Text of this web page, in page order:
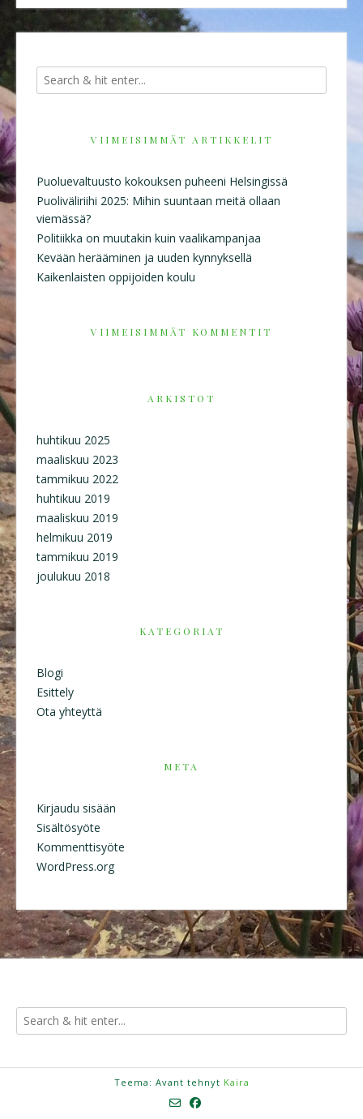
VIIMEISIMMÄT ARTIKKELIT
Puoluevaltuusto kokouksen puheeni Helsingissä
Puoliväliriihi 2025: Mihin suuntaan meitä ollaan
viemässä?
Politiikka on muutakin kuin vaalikampanjaa
Kevään herääminen ja uuden kynnyksellä
Kaikenlaisten oppijoiden koulu
VIIMEISIMMÄT KOMMENTIT
ARKISTOT
huhtikuu 2025
maaliskuu 2023
tammikuu 2022
huhtikuu 2019
maaliskuu 2019
helmikuu 2019
tammikuu 2019
joulukuu 2018
KATEGORIAT
Blogi
Esittely
Ota yhteyttä
META
Kirjaudu sisään
Sisältösyöte
Kommenttisyöte
WordPress.org
Teema: Avant tehnyt Kaira